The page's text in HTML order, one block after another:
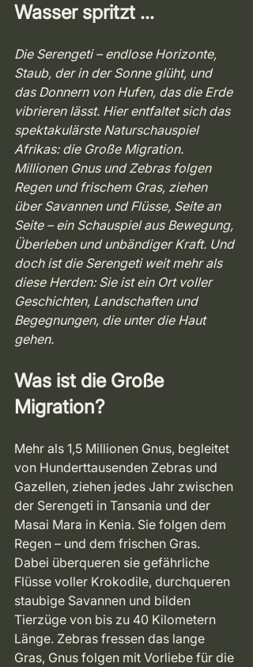
Wasser spritzt …
Die Serengeti – endlose Horizonte,
Staub, der in der Sonne glüht, und
das Donnern von Hufen, das die Erde
vibrieren lässt. Hier entfaltet sich das
spektakulärste Naturschauspiel
Afrikas: die Große Migration.
Millionen Gnus und Zebras folgen
Regen und frischem Gras, ziehen
über Savannen und Flüsse, Seite an
Seite – ein Schauspiel aus Bewegung,
Überleben und unbändiger Kraft. Und
doch ist die Serengeti weit mehr als
diese Herden: Sie ist ein Ort voller
Geschichten, Landschaften und
Begegnungen, die unter die Haut
gehen.
Was ist die Große
Migration?
Mehr als 1,5 Millionen Gnus, begleitet
von Hunderttausenden Zebras und
Gazellen, ziehen jedes Jahr zwischen
der Serengeti in Tansania und der
Masai Mara in Kenia. Sie folgen dem
Regen – und dem frischen Gras.
Dabei überqueren sie gefährliche
Flüsse voller Krokodile, durchqueren
staubige Savannen und bilden
Tierzüge von bis zu 40 Kilometern
Länge. Zebras fressen das lange
Gras, Gnus folgen mit Vorliebe für die